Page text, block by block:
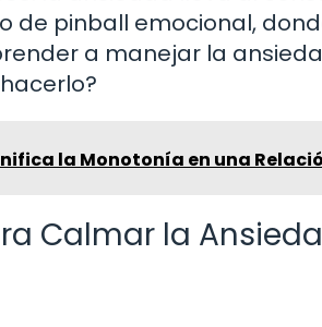
de pinball emocional,
a manejar la
la Monotonía en una
Calmar la